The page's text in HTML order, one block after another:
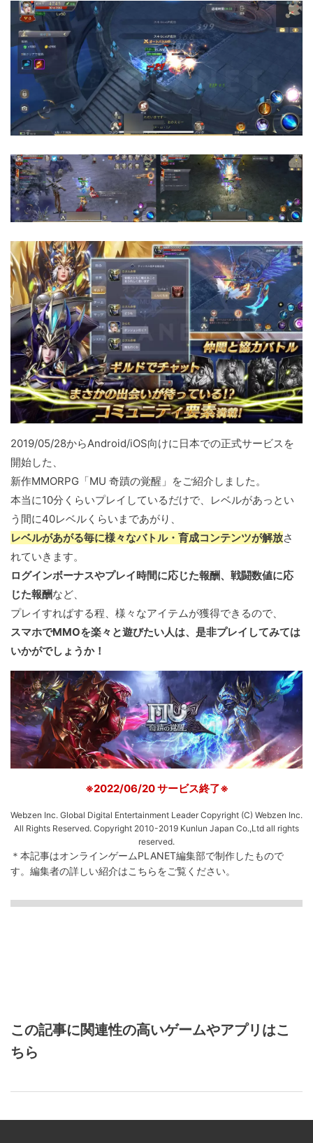
2019/05/28からAndroid/iOS向けに日本での正式サービスを
開始した、
新作MMORPG「MU 奇蹟の覚醒」をご紹介しました。
本当に10分くらいプレイしているだけで、レベルがあっとい
う間に40レベルくらいまであがり、
レベルがあがる毎に様々なバトル・育成コンテンツが解放さ
れていきます。
ログインボーナスやプレイ時間に応じた報酬、戦闘数値に応
じた報酬など、
プレイすればする程、様々なアイテムが獲得できるので、
スマホでMMOを楽々と遊びたい人は、是非プレイしてみては
いかがでしょうか！
※2022/06/20 サービス終了※
Webzen Inc. Global Digital Entertainment Leader Copyright (C) Webzen Inc.
All Rights Reserved. Copyright 2010-2019 Kunlun Japan Co.,Ltd all rights
reserved.
＊本記事はオンラインゲームPLANET編集部で制作したもので
す。 編集者の詳しい紹介はこちらをご覧ください。
この記事に関連性の高いゲームやアプリはこ
ちら